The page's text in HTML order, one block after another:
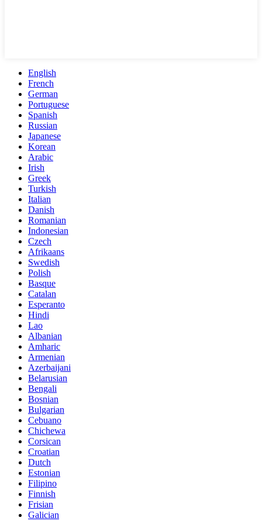
English
French
German
Portuguese
Spanish
Russian
Japanese
Korean
Arabic
Irish
Greek
Turkish
Italian
Danish
Romanian
Indonesian
Czech
Afrikaans
Swedish
Polish
Basque
Catalan
Esperanto
Hindi
Lao
Albanian
Amharic
Armenian
Azerbaijani
Belarusian
Bengali
Bosnian
Bulgarian
Cebuano
Chichewa
Corsican
Croatian
Dutch
Estonian
Filipino
Finnish
Frisian
Galician